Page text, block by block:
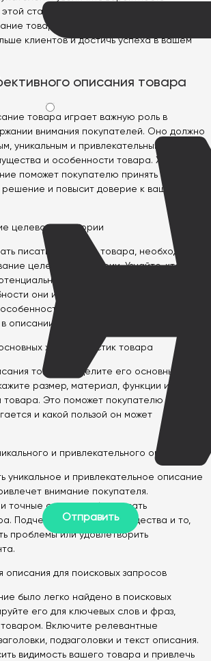
статье мы рассмотрим, как написать
товара для Google Merchant Center,
клиентов и достичь успеха в вашем
описания товара
товара играет важную роль в
внимания покупателей. Оно должно
уникальным и привлекательным, чтобы
и особенности товара. Хорошо
поможет покупателю принять
и повысит доверие к вашему
целевой аудитории
писать описание товара, необходимо
целевой аудитории. Узнайте, кто
покупателями, какие
они имеют. Это поможет вам
и преимущества товара
описании.
характеристик товара
товара выделите его основные
размер, материал, функции и другие
Это поможет покупателю лучше
и какой пользой он может
и привлекательного описания
уникальное и привлекательное описание
внимание покупателя.
и точные слова, чтобы описать
Подчеркните его преимущества и то,
проблемы или удовлетворить
описания для поисковых запросов
было легко найдено в поисковых
его для ключевых слов и фраз,
Включите релевантные
подзаголовки и текст описания.
видимость вашего товара и привлечь